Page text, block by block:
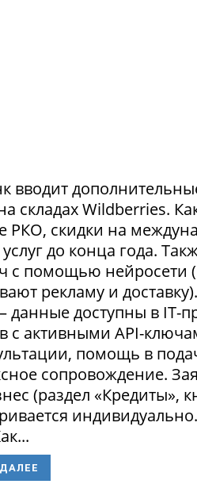
вводит
складах Wildberries.
РКО, скидки на
до конца года.
с помощью нейросети
рекламу и
– данные доступны в
с активными API-
помощь в
сопровождение.
(раздел «Кредиты»,